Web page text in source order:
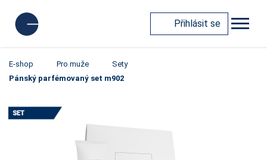
Přihlásit se
E-shop Pro muže
Sety
Pánský parfémovaný set m902